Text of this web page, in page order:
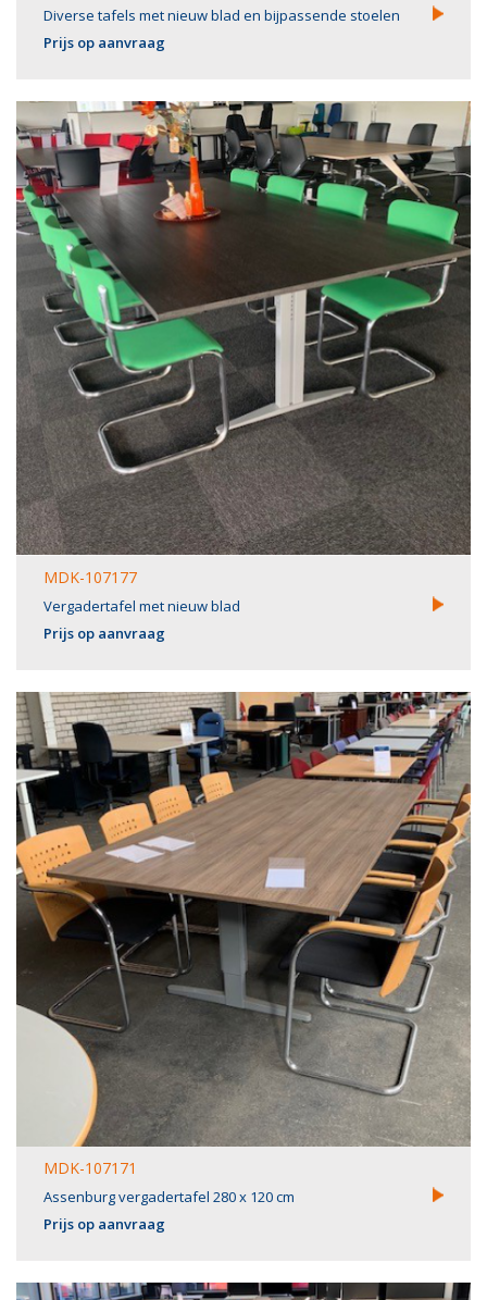
Diverse tafels met nieuw blad en bijpassende stoelen
Prijs op aanvraag
MDK-107177
Vergadertafel met nieuw blad
Prijs op aanvraag
MDK-107171
Assenburg vergadertafel 280 x 120 cm
Prijs op aanvraag